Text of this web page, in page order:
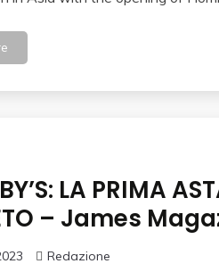
LA PRIMA
– James
Redazione